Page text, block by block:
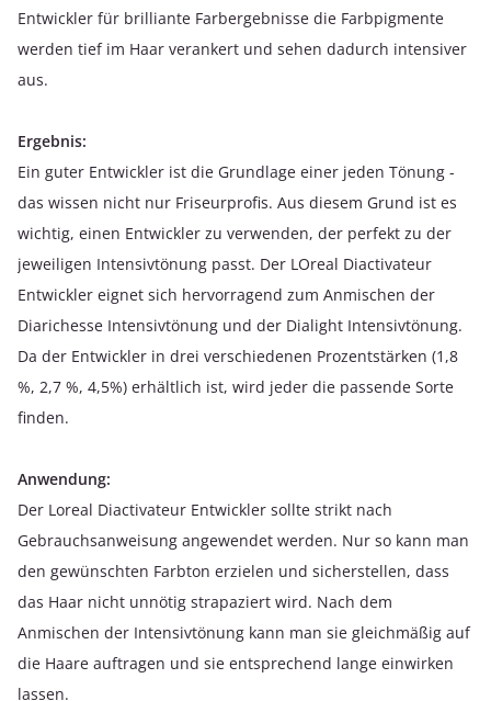
Entwickler für brilliante Farbergebnisse die Farbpigmente
werden tief im Haar verankert und sehen dadurch intensiver
aus.
Ergebnis:
Ein guter Entwickler ist die Grundlage einer jeden Tönung -
das wissen nicht nur Friseurprofis. Aus diesem Grund ist es
wichtig, einen Entwickler zu verwenden, der perfekt zu der
jeweiligen Intensivtönung passt. Der LOreal Diactivateur
Entwickler eignet sich hervorragend zum Anmischen der
Diarichesse Intensivtönung und der Dialight Intensivtönung.
Da der Entwickler in drei verschiedenen Prozentstärken (1,8
%, 2,7 %, 4,5%) erhältlich ist, wird jeder die passende Sorte
finden.
Anwendung:
Der Loreal Diactivateur Entwickler sollte strikt nach
Gebrauchsanweisung angewendet werden. Nur so kann man
den gewünschten Farbton erzielen und sicherstellen, dass
das Haar nicht unnötig strapaziert wird. Nach dem
Anmischen der Intensivtönung kann man sie gleichmäßig auf
die Haare auftragen und sie entsprechend lange einwirken
lassen.